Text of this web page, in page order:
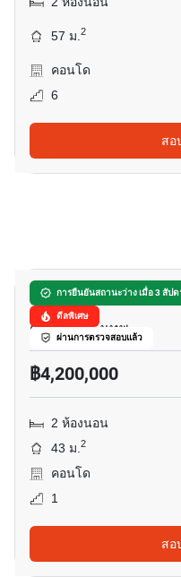
57 ม.2
คอนโด
6
สอ
การยืนยันสถานะว่าง เมื่อ 3 สัป
ดีลพิเศษ
ผ่านการตรวจสอบแล้ว
เมโทร ลักซ์ รัชดา
ดินแดง, กรุงเทพ
฿4,200,000
2 ห้องนอน
43 ม.2
คอนโด
1
สอ